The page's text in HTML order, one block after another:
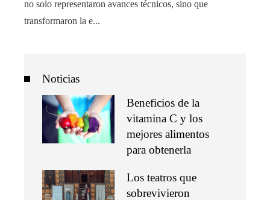
no solo representaron avances técnicos, sino que
transformaron la e...
Noticias
Beneficios de la
vitamina C y los
mejores alimentos
para obtenerla
Los teatros que
sobrevivieron